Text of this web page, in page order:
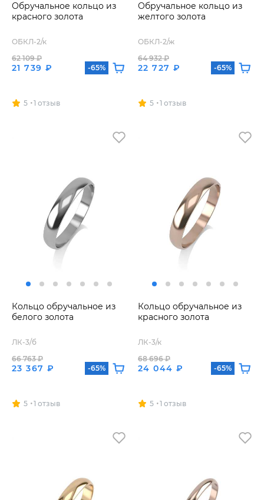
Обручальное кольцо из
красного золота
ОБКЛ-2/к
21 739 ₽
62 109 ₽
-65%
5 1 отзыв
Обручальное кольцо из
желтого золота
ОБКЛ-2/ж
22 727 ₽
64 932 ₽
-65%
5 1 отзыв
Кольцо обручальное из
белого золота
ЛК-3/б
23 367 ₽
66 763 ₽
-65%
5 1 отзыв
Кольцо обручальное из
красного золота
ЛК-3/к
24 044 ₽
68 696 ₽
-65%
5 1 отзыв